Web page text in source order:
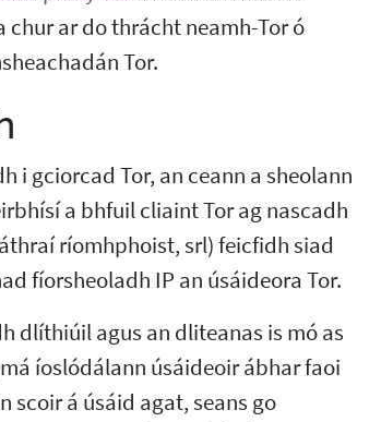
chur ar do thrácht neamh-Tor ó
Tor.
i gciorcad Tor, an ceann a sheolann
a bhfuil cliaint Tor ag nascadh
ríomhphoist, srl) feicfidh siad
fíorsheoladh IP an úsáideora Tor.
dlíthiúil agus an dliteanas is mó as
íoslódálann úsáideoir ábhar faoi
scoir á úsáid agat, seans go